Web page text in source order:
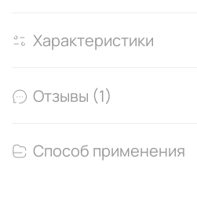
Характеристики
Отзывы (1)
Способ применения